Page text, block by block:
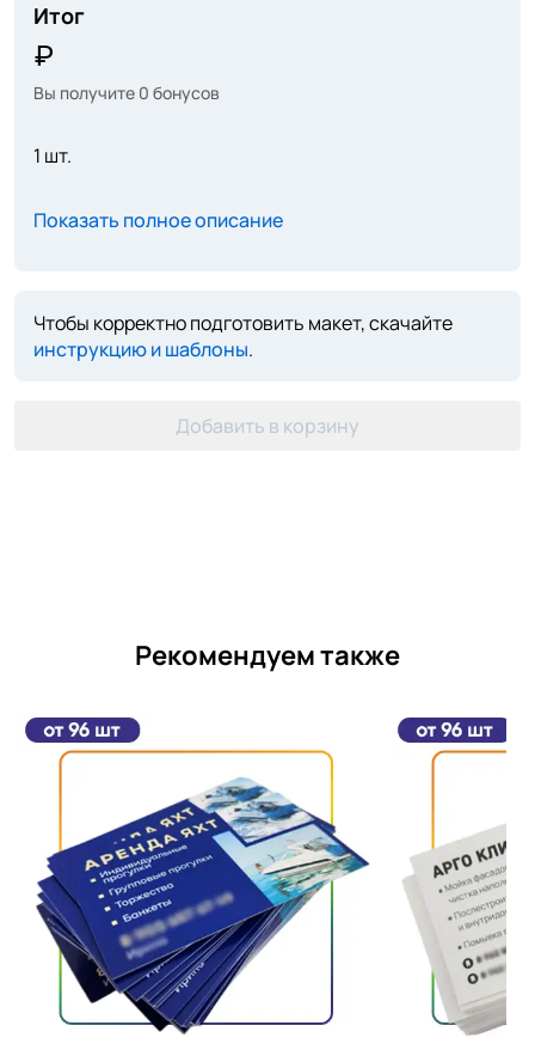
Итог
Вы получите 0 бонусов
1 шт.
Показать полное описание
Чтобы корректно подготовить макет, скачайте
инструкцию и шаблоны.
Добавить в корзину
Рекомендуем также